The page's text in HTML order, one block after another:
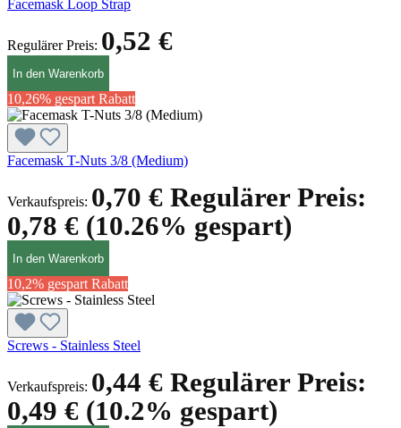
Facemask Loop Strap
Regulärer Preis: 0,52 €
In den Warenkorb
10,26% gespart Rabatt
Facemask T-Nuts 3/8 (Medium)
Verkaufspreis: 0,70 € Regulärer Preis:
0,78 € (10.26% gespart)
In den Warenkorb
10,2% gespart Rabatt
Screws - Stainless Steel
Verkaufspreis: 0,44 € Regulärer Preis:
0,49 € (10.2% gespart)